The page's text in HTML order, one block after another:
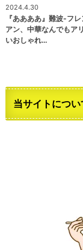
2024.4.30
『ああああ』難波-フ
アン、中華なんでもア
いおしゃれ…
当サイトについ